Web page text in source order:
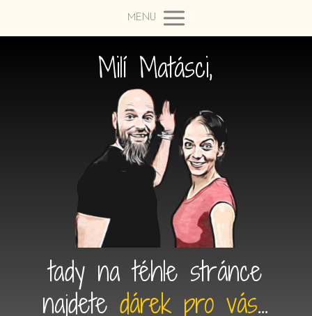
MENU
Milí Matásci,
tady na téhle stránce
najdetedárek pro vás...